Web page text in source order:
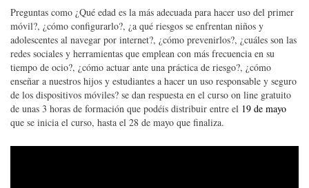
Preguntas como ¿Qué edad es la más adecuada para hacer uso del primer
móvil?, ¿cómo configurarlo?, ¿a qué riesgos se enfrentan niños y
adolescentes al navegar por internet?, ¿cómo prevenirlos?, ¿cuáles son las
redes sociales y herramientas que emplean con más frecuencia en su
tiempo de ocio?, ¿cómo actuar ante una práctica de riesgo?, ¿cómo
enseñar a nuestros hijos y estudiantes a hacer un uso responsable y seguro
de los dispositivos móviles? se dan respuesta en el curso on line gratuito
de unas 3 horas de formación que podéis distribuir entre el 19 de mayo
que se inicia el curso, hasta el 28 de mayo que finaliza.